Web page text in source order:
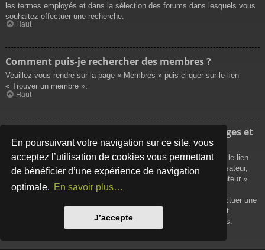
En poursuivant votre navigation sur ce site, vous
acceptez l’utilisation de cookies vous permettant
de bénéficier d’une expérience de navigation
optimale. En savoir plus…
J’accepte
les termes employés et dans la sélection des forums dans lesquels vous
souhaitez effectuer une recherche.
Haut
Comment puis-je rechercher des membres ?
Veuillez vous rendre sur la page « Membres » puis cliquer sur le lien
« Trouver un membre ».
Haut
Comment puis-je retrouver mes propres messages et
sujets ?
Vos propres messages peuvent être affichés soit en cliquant sur le lien
« Afficher vos messages » dans le panneau de contrôle de l’utilisateur,
soit en cliquant sur le lien « Rechercher les messages de l’utilisateur »
sur la page de votre propre profil ou soit en cliquant sur le menu
« Raccourcis » situé sur la partie supérieure du forum. Pour effectuer une
recherche de vos propres sujets, utilisez la recherche avancée et
remplissez convenablement les options qui vous sont disponibles.